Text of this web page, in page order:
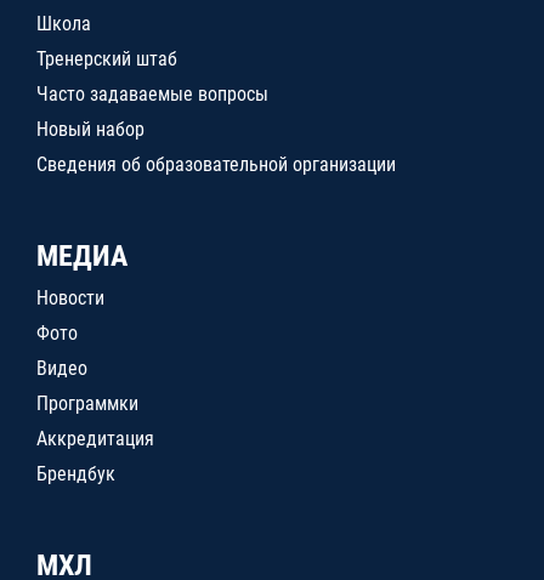
Школа
Тренерский штаб
Часто задаваемые вопросы
Новый набор
Сведения об образовательной организации
МЕДИА
Новости
Фото
Видео
Программки
Аккредитация
Брендбук
МХЛ